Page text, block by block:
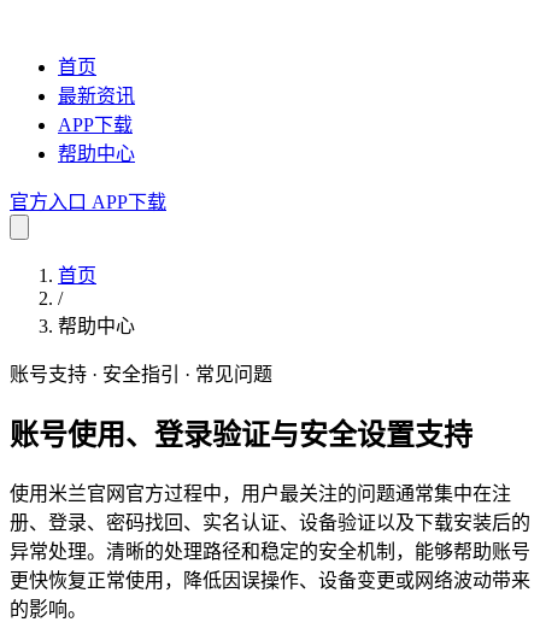
首页
最新资讯
APP下载
帮助中心
官方入口 APP下载
首页
/
帮助中心
账号支持 · 安全指引 · 常见问题
账号使用、登录验证与安全设置支持
使用米兰官网官方过程中，用户最关注的问题通常集中在注
册、登录、密码找回、实名认证、设备验证以及下载安装后的
异常处理。清晰的处理路径和稳定的安全机制，能够帮助账号
更快恢复正常使用，降低因误操作、设备变更或网络波动带来
的影响。